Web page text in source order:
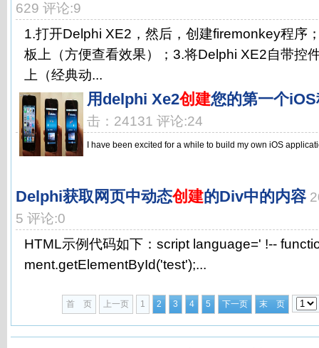
629 评论:9
1.打开Delphi XE2，然后，创建firemonkey程序
板上（方便查看效果）；3.将Delphi XE2自带控
上（经典动...
用delphi Xe2创建您的第一个
击：24131 评论:24
I have been excited for a while to build my own iOS
Delphi获取网页中动态创建的Div中的内容
5 评论:0
HTML示例代码如下：script language=' !--
ment.getElementById('test');...
首 页 上一页 1 2 3 4 5 下一页 末 页